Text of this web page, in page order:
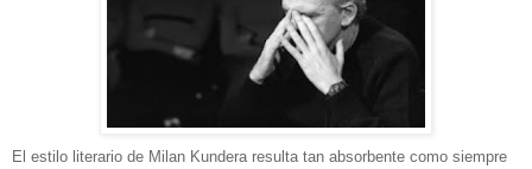
El estilo literario de Milan Kundera resulta tan absorbente como siempre